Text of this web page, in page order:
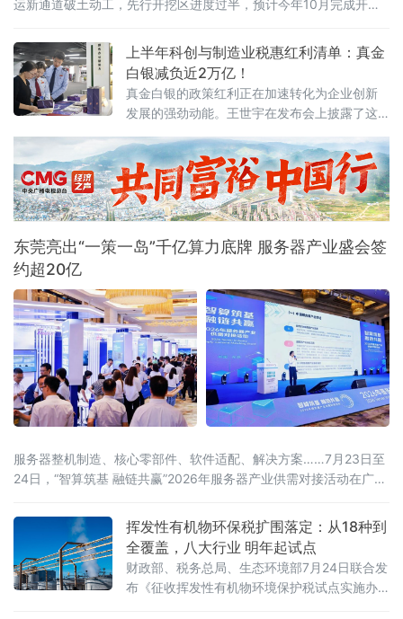
运新通道破土动工，先行开挖区进度过半，预计今年10月完成开挖
航冲刺；东海之滨，长江口南槽航道治理二期工程开工建设，建成
后可实现5000吨级船舶全潮通航；琼岛西北，海南洋浦区域国际集
装箱枢纽港扩建工程码头主体全面完工，年内将实现分区投产。一
批水运通道相继
上半年科创与制造业税惠红利清单：真金
白银减负近2万亿！
真金白银的政策红利正在加速转化为企业创新
发展的强劲动能。王世宇在发布会上披露了这
发费用加计扣除等支持企业创新投入和技术转
让的政策减税
东莞亮出“一策一岛”千亿算力底牌 服务器产业盛会签
约超20亿
服务器整机制造、核心零部件、软件适配、解决方案……7月23日至
24日，“智算筑基 融链共赢”2026年服务器产业供需对接活动在广东
（工业和信息化部政府采购中心）、东莞市人民政府联合主办，汇
聚行业主管部门、院士专家、全国服务器产业链企业、金融机构、
科研院所、园区代表近千人参会，搭
挥发性有机物环保税扩围落定：从18种到
全覆盖，八大行业 明年起试点
财政部、税务总局、生态环境部7月24日联合发
布《征收挥发性有机物环境保护税试点实施办